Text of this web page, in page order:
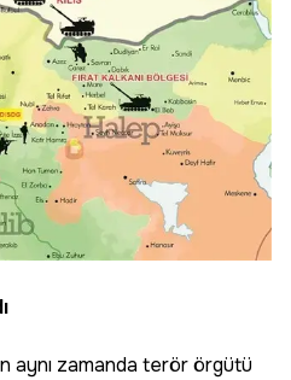
aynı zamanda terör örgütü